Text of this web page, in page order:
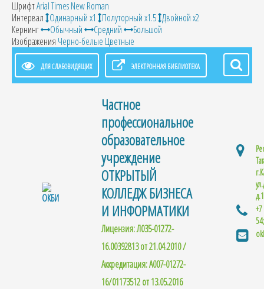
ШрифтArialTimes New Roman
Интервал Одинарный х1 Полуторный х1.5 Двойной х2
Кернинг
Обычный Средний
Большой
Изображения Черно-белые Цветные
ДЛЯ СЛАБОВИДЯЩИХ ЭЛЕКТРОННАЯ БИБЛИОТЕКА
Частное
профессиональное
образовательное
учреждение
ОТКРЫТЫЙ
КОЛЛЕДЖ БИЗНЕСА
И ИНФОРМАТИКИ
Лицензия: Л035-01272-
16.00392813 от 21.04.2010 /
Аккредитация: A007-01272-
16/01173512 от 13.05.2016